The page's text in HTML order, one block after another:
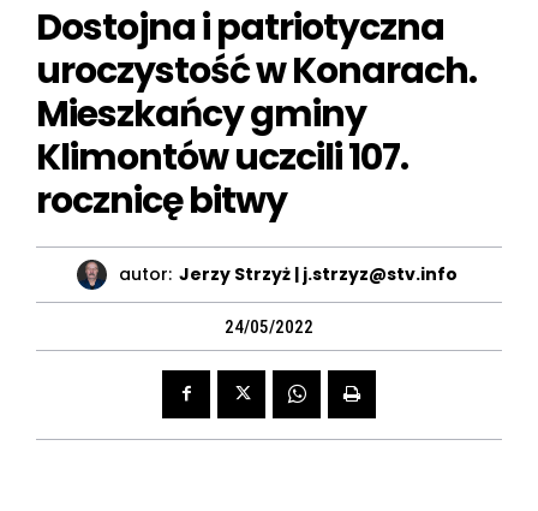
Dostojna i patriotyczna
uroczystość w Konarach.
Mieszkańcy gminy
Klimontów uczcili 107.
rocznicę bitwy
autor: Jerzy Strzyż | j.strzyz@stv.info
24/05/2022